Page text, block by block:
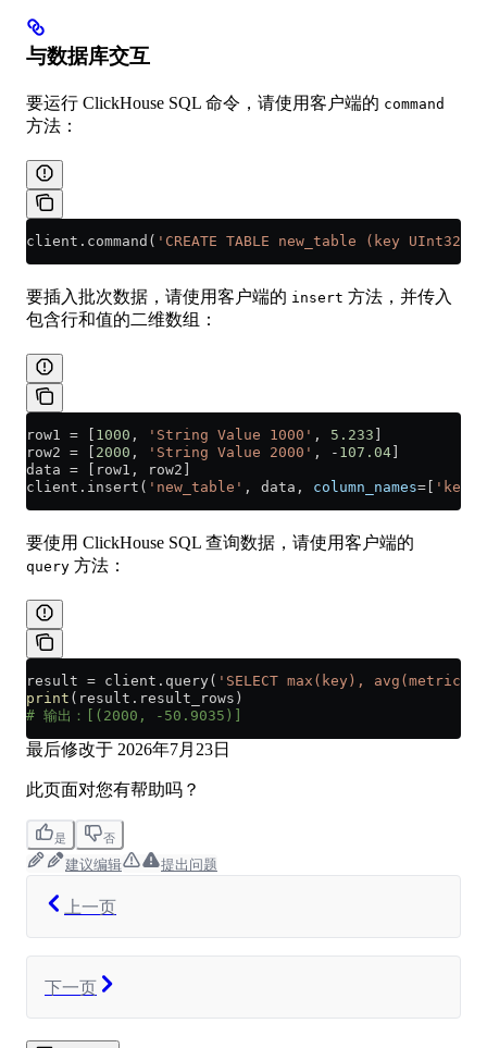
与数据库交互
要运行 ClickHouse SQL 命令，请使用客户端的 command
方法：
client.command( 'CREATE TABLE new_table (key
要插入批次数据，请使用客户端的 insert 方法，并传入
包含行和值的二维数组：
row1 = 1000 , 'String Value 1000' , 5.233
row2 = 2000 , 'String Value 2000' , - 107.04
data = [row1, row2]
client.insert( 'new_table' , data, column_names= 'key'
要使用 ClickHouse SQL 查询数据，请使用客户端的
query 方法：
result = client.query( 'SELECT max(key), avg(metric)
print (result.result_rows)
# 输出：[(2000, -50.9035)]
最后修改于 2026年7月23日
此页面对您有帮助吗？
是 否
建议编辑 提出问题
上一页
下一页